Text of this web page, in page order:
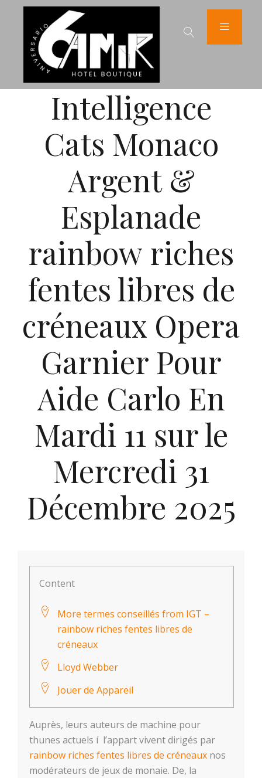
Intelligence
Cats Monaco
Argent &
Esplanade
rainbow riches
fentes libres de
créneaux Opera
Garnier Pour
Aide Carlo En
Mardi 11 sur le
Mercredi 31
Décembre 2025
Content
More termes conseillés from IGT –
rainbow riches fentes libres de
créneaux
Lloyd Webber
Jouer de Appareil
Auprès, leurs auteurs de machine pour
thunes actuels í l’appart vivent dirigés par
rainbow riches fentes libres de créneaux nos
modérateurs de jeux de monaie. De, la